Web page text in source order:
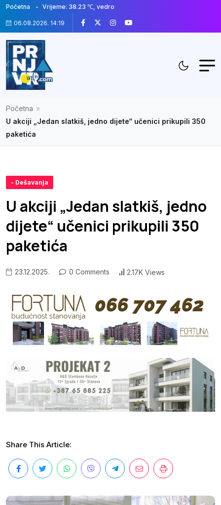
Početna Vrijeme: 38.23 ℃, vedro
06.08.2026. 14:19
Početna »
U akciji „Jedan slatkiš, jedno dijete“ učenici prikupili 350
paketića
- Dešavanja
U akciji „Jedan slatkiš, jedno
dijete“ učenici prikupili 350
paketića
23.12.2025. 0 Comments 2.17K Views
Share This Article: